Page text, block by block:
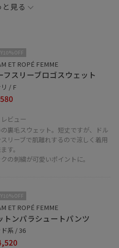
で、小物を女性らしいもの
のに可愛らしさがあるコー
れからの季節にまさに活躍
いね！
。
！
ートをタップで《お気に入
行っております。
ますので是非お気軽にお問い
と見る
ET ROPÉ FEMME
フスリーブロゴスウェット
/ F
レビュー
裏毛スウェット。短丈ですが、ドル
リーブで肌離れするので涼しく着用
す。
の刺繍が可愛いポイントに。
ET ROPÉ FEMME
トンパラシュートパンツ
ド系 / 36